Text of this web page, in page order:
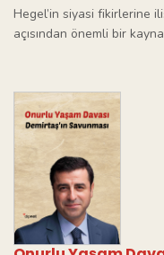
Hegel’in siyasi fikirlerine
açısından önemli bir